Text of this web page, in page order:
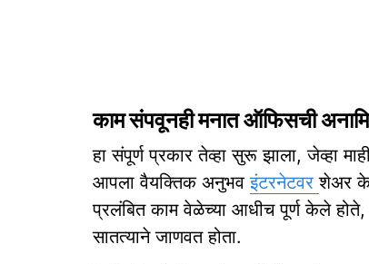
काम संपवूनही मनात ऑफिसची
हा संपूर्ण प्रकार तेव्हा सुरू झाला, जेव्हा
आपला वैयक्तिक अनुभवइंटरनेटवरशेअर
प्रलंबित काम वेळेच्या आधीच पूर्ण केले होते,
सातत्याने जाणवत होता.